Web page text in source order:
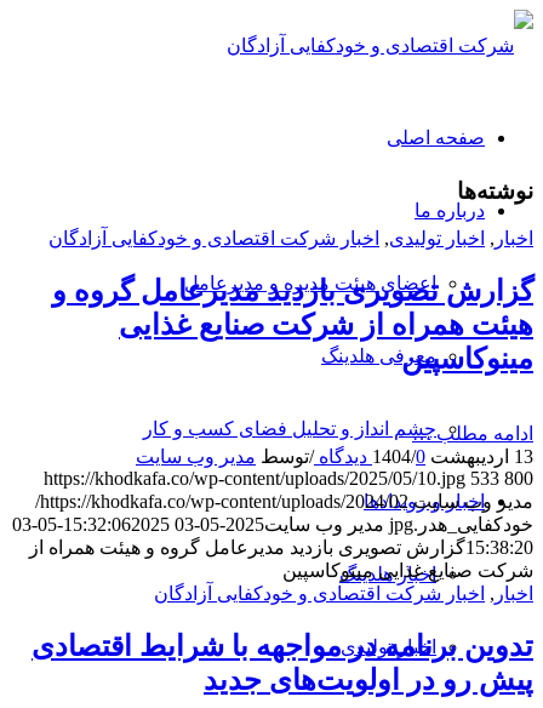
صفحه اصلی
درباره ما
اعضای هیئت مدیره و مدیرعامل
معرفی هلدینگ
چشم انداز و تحلیل فضای کسب و کار
اخبار و رویدادها
اخبار هلدینگ
اخبار تولیدی
نوشته‌ها
اخبار , اخبار تولیدی, اخبار شرکت اقتصادی و خودکفایی آزادگان
گزارش تصویری بازدید مدیرعامل گروه و
هیئت همراه از شرکت صنایع غذایی
مینوکاسپین
ادامه مطلب …
13 اردیبهشت 1404
/0 دیدگاه /توسط مدیر وب سایت
https://khodkafa.co/wp-content/uploads/2025/05/10.jpg 533 800
مدیر وب سایت
https://khodkafa.co/wp-content/uploads/2024/02/
خودکفایی_هدر.jpg
مدیر وب سایت2025-05-03 15:32:06
2025-05-03
15:38:20گزارش تصویری بازدید مدیرعامل گروه و هیئت همراه از
شرکت صنایع غذایی مینوکاسپین
اخبار , اخبار شرکت اقتصادی و خودکفایی آزادگان
تدوین برنامه در مواجهه با شرایط اقتصادی
پیش رو ‌در اولویت‌های جدید